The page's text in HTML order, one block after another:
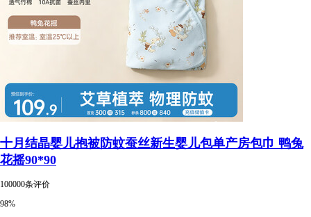
十月结晶婴儿抱被防蚊蚕丝新生婴儿包单产房包巾 鸭兔
花摇90*90
100000条评价
98%